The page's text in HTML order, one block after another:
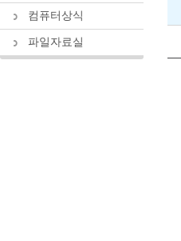
컴퓨터상식
파일자료실